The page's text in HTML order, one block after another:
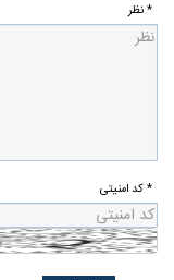
* نظر
* کد امنیتی